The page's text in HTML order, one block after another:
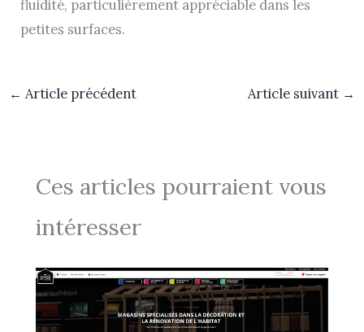
fluidité, particulièrement appréciable dans les
petites surfaces.
← Article précédent Article suivant →
Ces articles pourraient vous
intéresser